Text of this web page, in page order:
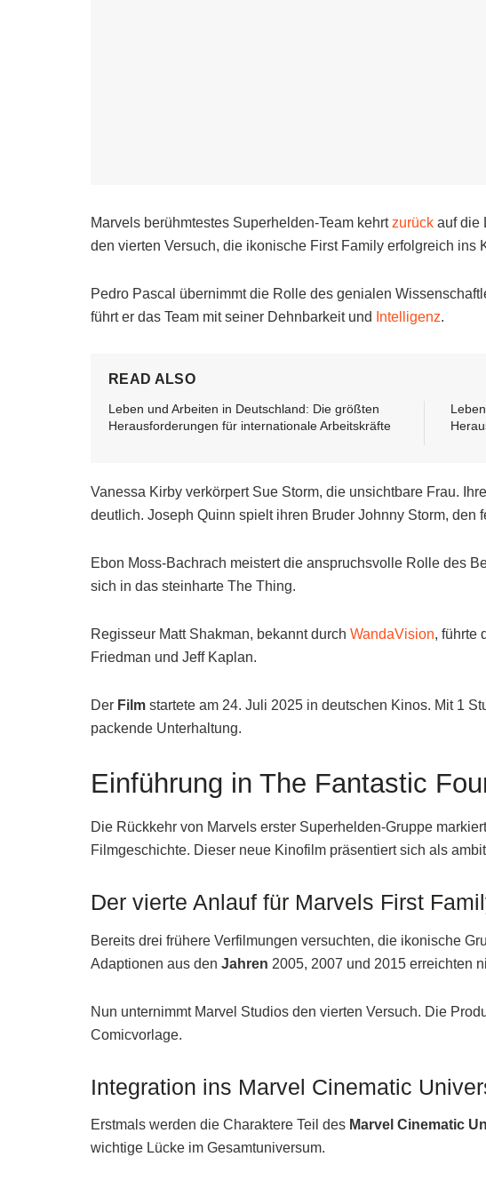
Marvels berühmtestes Superhelden-Team kehrtzurück auf die
den vierten Versuch, die ikonische First Family erfolgreich ins
Pedro Pascal übernimmt die Rolle des genialen
führt er das Team mit seiner Dehnbarkeit und
Intelligenz.
READ ALSO
Leben und Arbeiten in Deutschland: Die größten
Herausforderungen für internationale Arbeitskräfte
Vanessa Kirby verkörpert Sue Storm, die unsichtbare Frau.
deutlich. Joseph Quinn spielt ihren Bruder Johnny Storm, den
Ebon Moss-Bachrach meistert die anspruchsvolle Rolle des
sich in das steinharte The Thing.
Regisseur Matt Shakman, bekannt durch WandaVision, führte
Friedman und Jeff Kaplan.
Der Film startete am 24. Juli 2025 in deutschen Kinos. Mit 1
packende Unterhaltung.
Einführung in The Fantastic
Die Rückkehr von Marvels erster Superhelden-Gruppe
Filmgeschichte. Dieser neue Kinofilm präsentiert sich als
Der vierte Anlauf für Marvels First
Bereits drei frühere Verfilmungen versuchten, die ikonische
Adaptionen aus den Jahren 2005, 2007 und 2015 erreichten
Nun unternimmt Marvel Studios den vierten Versuch. Die
Comicvorlage.
Integration ins Marvel Cinematic
Erstmals werden die Charaktere Teil des Marvel Cinematic
wichtige Lücke im Gesamtuniversum.